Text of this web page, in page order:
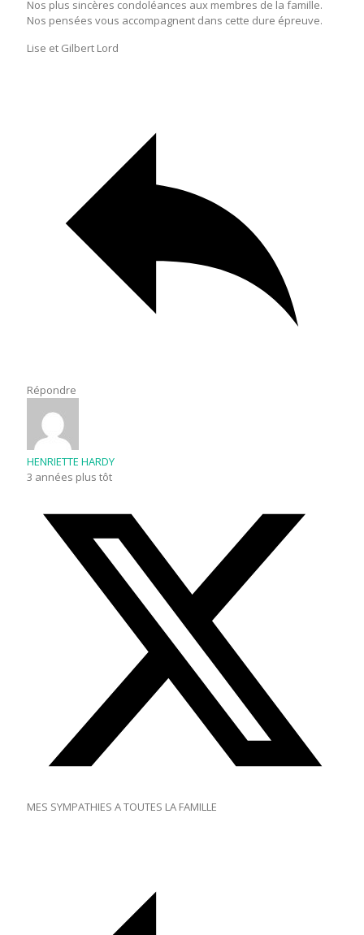
Nos plus sincères condoléances aux membres de la famille.
Nos pensées vous accompagnent dans cette dure épreuve.
Lise et Gilbert Lord
Répondre
HENRIETTE HARDY
3 années plus tôt
MES SYMPATHIES A TOUTES LA FAMILLE